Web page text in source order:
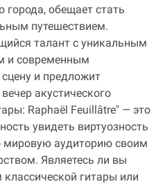
города, обещает стать
путешествием.
талант с уникальным
и современным
и предложит
акустического
Raphaël Feuillâtre" — это
увидеть виртуозность
мировую аудиторию своим
Являетесь ли вы
гитары или